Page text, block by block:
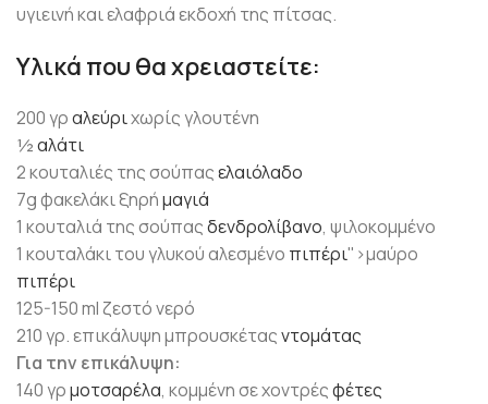
υγιεινή και ελαφριά εκδοχή της πίτσας.
Υλικά που θα χρειαστείτε:
200 γραλεύριχωρίς γλουτένη
½αλάτι
2 κουταλιές της σούπαςελαιόλαδο
7g φακελάκι ξηρήμαγιά
1 κουταλιά της σούπαςδενδρολίβανο, ψιλοκομμένο
1 κουταλάκι του γλυκού αλεσμένο πιπέρι">μαύρο
πιπέρι
125-150 ml ζεστό νερό
210 γρ. επικάλυψη μπρουσκέταςντομάτας
Για την επικάλυψη:
140 γρμοτσαρέλα, κομμένη σε χοντρέςφέτες